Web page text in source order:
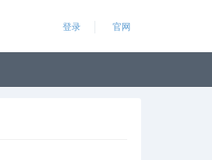
登录 官网